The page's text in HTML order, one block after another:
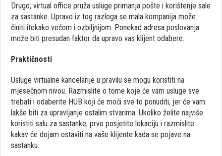
Drugo, virtual office pruža usluge primanja pošte i korištenje sale
za sastanke. Upravo iz tog razloga se mala kompanija može
činiti itekako većom i ozbiljnijom. Ponekad adresa poslovanja
može biti presudan faktor da upravo vas klijent odabere.
Praktičnosti
Usluge virtualne kancelarije u pravilu se mogu koristiti na
mjesečnom nivou. Razmislite o tome koje će vam usluge sve
trebati i odaberite HUB koji će moći sve to ponuditi, jer će vam
lakše biti za upravljanje ostalim stvarima. Ukoliko želite najviše
koristiti salu za sastanke, prvo posjetite lokaciju i razmislite
kakav će dojam ostaviti na vaše klijente kada se pojave na
sastanku.